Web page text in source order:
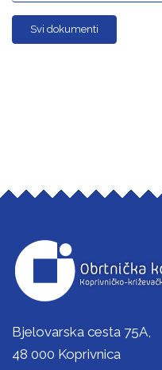
Svi dokumenti
Bjelovarska cesta 75A,
48 000 Koprivnica